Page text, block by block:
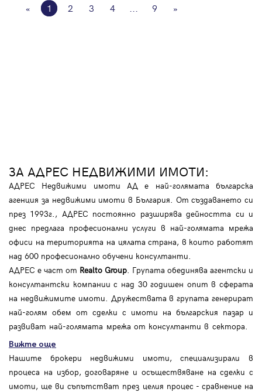
« 1 2 3 4 9 »
ЗА АДРЕС НЕДВИЖИМИ ИМОТИ:
АДРЕС Недвижими имоти АД е най-голямата българска
агенция за недвижими имоти в България. От създаването си
през 1993г., АДРЕС постоянно разширява дейността си и
днес предлага професионални услуги в най-голямата мрежа
офиси на територията на цялата страна, в които работят
над 600 професионално обучени консултанти.
АДРЕС е част от Realto Group . Групата обединява агентски и
консултантски компании с над 30 годишен опит в сферата
на недвижимите имоти. Дружествата в групата генерират
най-голям обем от сделки с имоти на българския пазар и
развиват най-голямата мрежа от консултанти в сектора.
Вижте още
Нашите брокери недвижими имоти, специализирали в
процеса на избор, договаряне и осъществяване на сделки с
имоти, ще ви съпътстват през целия процес - сравнение на